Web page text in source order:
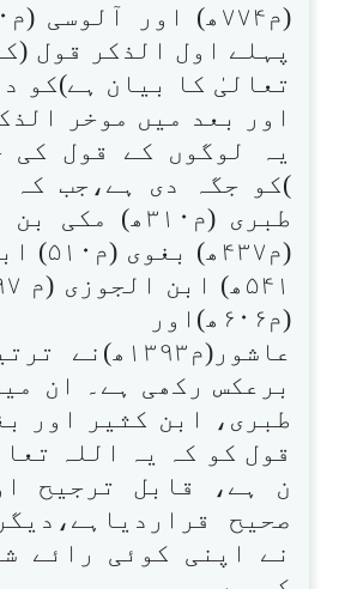
پہلے اول الذکر قول
تعالیٰ کا بیان ہے)کو
اور بعد میں موخر
یہ لوگوں کے قول کی
)کو جگہ دی ہے،جب کہ
طبری (م۳۱۰ھ)
(م۴۳۷ھ)
برعکس رکھی ہے۔ ان
طبری، ابن کثیر اور
قول کو کہ یہ اللہ
ن ہے، قابل ترجیح
صحیح
نے اپنی کوئی رائے